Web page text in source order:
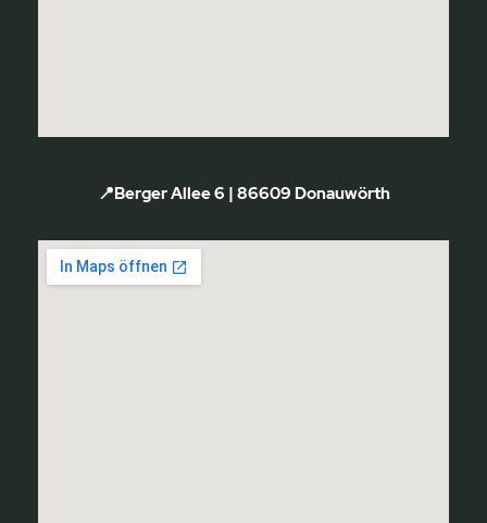
📍Berger Allee 6 | 86609 Donauwörth